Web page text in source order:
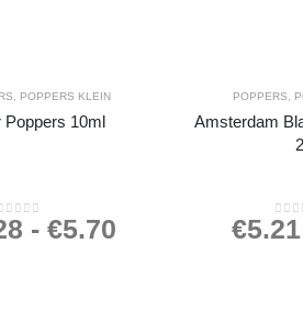
POPPERS KLEIN
Poppers 10ml
out of 5
- €5.70
POPPERS
Amsterdam
0
€5.21